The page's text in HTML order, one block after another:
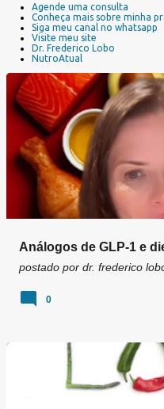
g
Agende uma consulta
Conheça mais sobre minha
Siga meu canal no whatsapp
Visite meu site
Dr. Frederico Lobo
NutroAtual
Análogos de GLP-1 e
postado por dr. frederico
0